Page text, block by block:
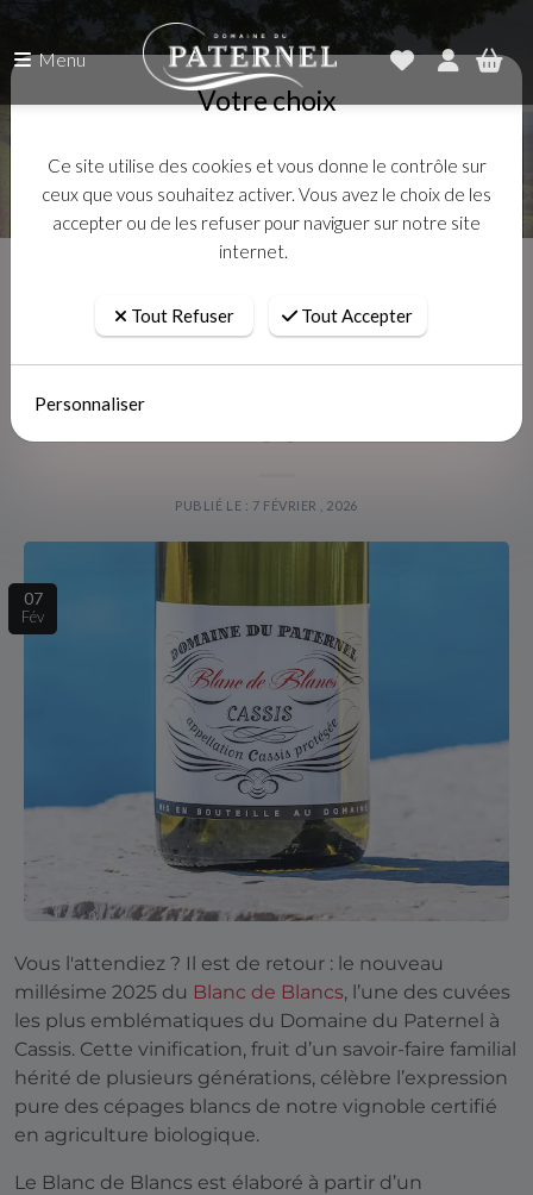
Menu
Le Blanc de Blancs : il est de
retour !
PUBLIÉ LE : 7 FÉVRIER , 2026
07
Fév
Vous l'attendiez ? Il est de retour : le nouveau
millésime 2025 du Blanc de Blancs, l’une des cuvées
les plus emblématiques du Domaine du Paternel à
Cassis. Cette vinification, fruit d’un savoir-faire familial
hérité de plusieurs générations, célèbre l’expression
pure des cépages blancs de notre vignoble certifié
en agriculture biologique.
Le Blanc de Blancs est élaboré à partir d’un
Votre choix
Ce site utilise des cookies et vous donne le contrôle sur
ceux que vous souhaitez activer. Vous avez le choix de les
accepter ou de les refuser pour naviguer sur notre site
internet.
Tout Refuser Tout Accepter
Personnaliser